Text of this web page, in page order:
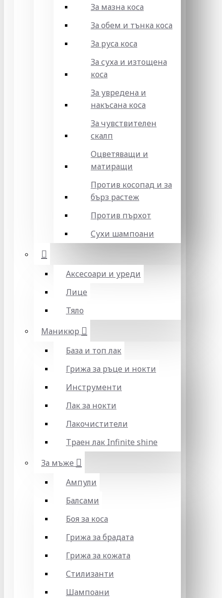
За мазна коса
За обем и тънка коса
За руса коса
За суха и изтощена
коса
За увредена и
накъсана коса
За чувствителен
скалп
Оцветяващи и
матиращи
Против косопад и за
бърз растеж
Против пърхот
Сухи шампоани
Аксесоари и уреди
Лице
Тяло
Маникюр
База и топ лак
Грижа за ръце и нокти
Инструменти
Лак за нокти
Лакочистители
Траен лак Infinite shine
За мъже
Ампули
Балсами
Боя за коса
Грижа за брадата
Грижа за кожата
Стилизанти
Шампоани